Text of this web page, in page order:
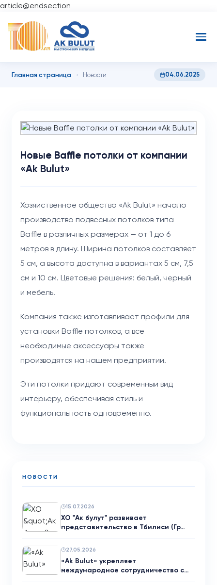
article@endsection
Главная страница › Новости 04.06.2025
Новые Baffle потолки от компании
«Ak Bulut»
Хозяйственное общество «Ak Bulut» начало
производство подвесных потолков типа
Baffle в различных размерах — от 1 до 6
метров в длину. Ширина потолков составляет
5 см, а высота доступна в вариантах 5 см, 7,5
см и 10 см. Цветовые решения: белый, черный
и мебель.
Компания также изготавливает профили для
установки Baffle потолков, а все
необходимые аксессуары также
производятся на нашем предприятии.
Эти потолки придают современный вид
интерьеру, обеспечивая стиль и
функциональность одновременно.
НОВОСТИ
15.07.2026
ХО "Ак булут" развивает
представительство в Тбилиси (Гр…
27.05.2026
«Ak Bulut» укрепляет
международное сотрудничество с